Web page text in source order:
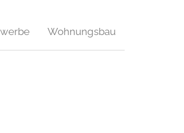
Wohnungsbau